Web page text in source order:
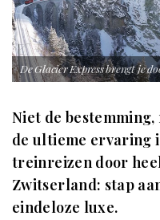
De Glacier Express brengt je
Niet de
de ultieme ervaring
treinreizen door
Zwitserland: stap
eindeloze luxe.